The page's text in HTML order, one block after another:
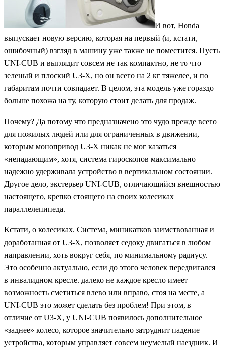
И вот, Honda
выпускает новую версию, которая на первый (и, кстати,
ошибочный) взгляд в машину уже также не поместится. Пусть
UNI-CUB и выглядит совсем не так компактно, не то что
зеленый и плоский U3-X, но он всего на 2 кг тяжелее, и по
габаритам почти совпадает. В целом, эта модель уже гораздо
больше похожа на ту, которую стоит делать для продаж.
Почему? Да потому что предназначено это чудо прежде всего
для пожилых людей или для ограниченных в движении,
которым монопривод U3-X никак не мог казаться
«непадающим», хотя, система гироскопов максимально
надежно удерживала устройство в вертикальном состоянии.
Другое дело, экстерьер UNI-CUB, отличающийся внешностью
настоящего, крепко стоящего на своих колесиках
параллелепипеда.
Кстати, о колесиках. Система, миникатков заимствованная и
доработанная от U3-X, позволяет седоку двигаться в любом
направлении, хоть вокруг себя, по минимальному радиусу.
Это особенно актуально, если до этого человек передвигался
в инвалидном кресле. далеко не каждое кресло имеет
возможность сметиться влево или вправо, стоя на месте, а
UNI-CUB это может сделать без проблем! При этом, в
отличие от U3-X, у UNI-CUB появилось дополнительное
«заднее» колесо, которое значительно затруднит падение
устройства, которым управляет совсем неумелый наездник. И